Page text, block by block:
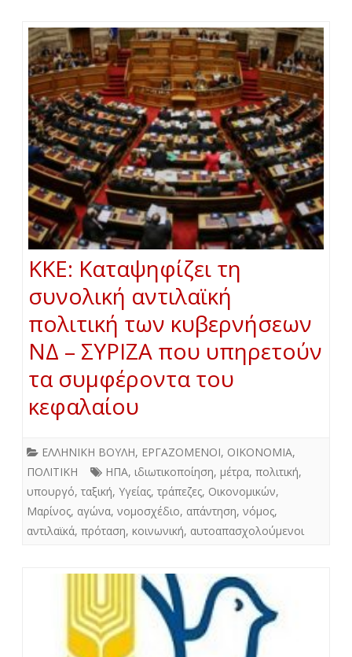
ΚΚΕ: Καταψηφίζει τη
συνολική αντιλαϊκή
πολιτική των κυβερνήσεων
ΝΔ – ΣΥΡΙΖΑ που υπηρετούν
τα συμφέροντα του
κεφαλαίου
ΕΛΛΗΝΙΚΗ ΒΟΥΛΗ, ΕΡΓΑΖΟΜΕΝΟΙ, ΟΙΚΟΝΟΜΙΑ,
ΠΟΛΙΤΙΚΗ
ΗΠΑ, ιδιωτικοποίηση, μέτρα, πολιτική,
υπουργό, ταξική, Υγείας, τράπεζες, Οικονομικών,
Μαρίνος, αγώνα, νομοσχέδιο, απάντηση, νόμος,
αντιλαϊκά, πρόταση, κοινωνική, αυτοαπασχολούμενοι